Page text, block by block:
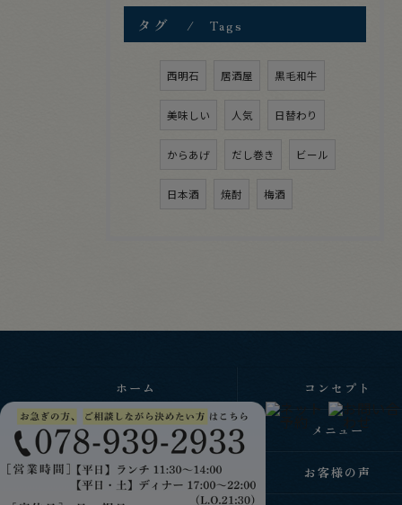
タグ Tags
西明石 居酒屋 黒毛和牛
美味しい 人気 日替わり
からあげ だし巻き ビール
日本酒 焼酎 梅酒
ホーム コンセプト
ごあいさつ メニュー
ギャラリー お客様の声